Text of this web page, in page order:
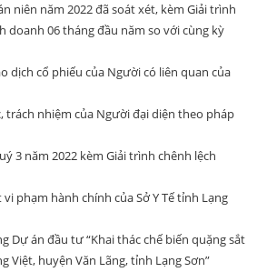
niên năm 2022 đã soát xét, kèm Giải trình
doanh 06 tháng đầu năm so với cùng kỳ
dịch cổ phiếu của Người có liên quan của
trách nhiệm của Người đại diện theo pháp
3 năm 2022 kèm Giải trình chênh lệch
phạm hành chính của Sở Y Tế tỉnh Lạng
Dự án đầu tư “Khai thác chế biến quặng sắt
Việt, huyện Văn Lãng, tỉnh Lạng Sơn”